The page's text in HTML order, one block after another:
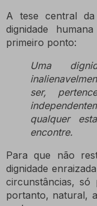
A tese central
dignidade
primeiro ponto:
Uma
ser,
qualquer
encontre.
Para que não
dignidade
circunstâncias,
portanto, natural,